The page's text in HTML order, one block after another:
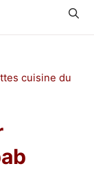
cuisine du